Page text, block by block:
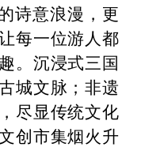
诗意浪漫，更
每一位游人都
。沉浸式三国
城文脉；非遗
尽显传统文化
创市集烟火升